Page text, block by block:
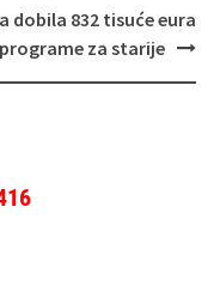
dobila 832 tisuće eura
za starije